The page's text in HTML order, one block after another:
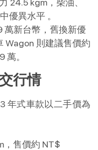
優異水平 。
萬新台幣，舊換新優
Wagon 則建議售價約
萬。
行情
年式車款以二手價為
，售價約 NT$